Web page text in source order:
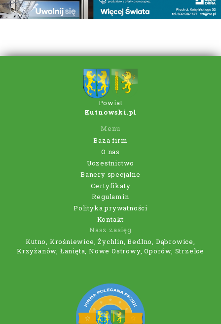
Powiat
Kutnowski.pl
Menu
Baza firm
O nas
Uczestnictwo
Banery specjalne
Certyfikaty
Regulamin
Polityka prywatności
Kontakt
Nasz zasięg
Kutno, Krośniewice, Żychlin, Bedlno, Dąbrowice,
Krzyżanów, Łanięta, Nowe Ostrowy, Oporów, Strzelce